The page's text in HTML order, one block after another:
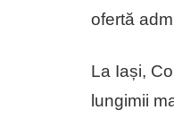
ofertă
La Iași,
lungimii